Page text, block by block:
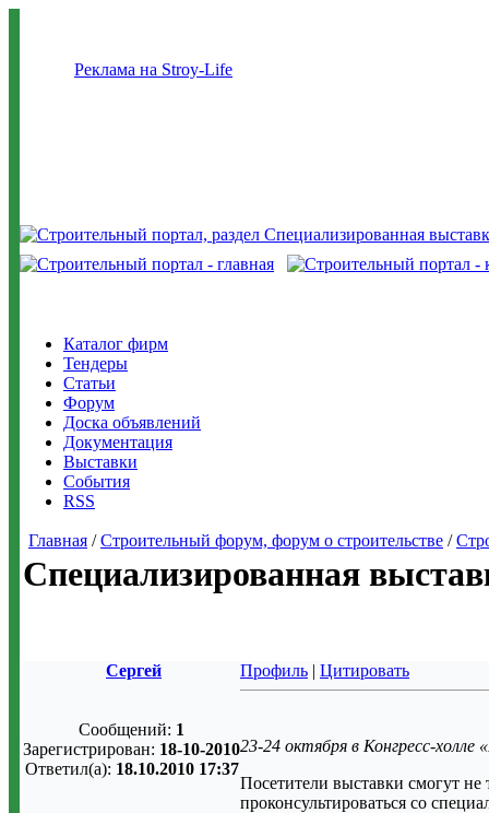
Реклама на Stroy-Life
Каталог фирм
Тендеры
Статьи
Форум
Доска объявлений
Документация
Выставки
События
RSS
Главная /Строительный форум, форум о строительстве /
Специализированная
Сергей
Сообщений: 1
Зарегистрирован: 18-10-2010
Ответил(а): 18.10.2010 17:37
Профиль | Цитировать
23-24 октября в Конгресс-холле
Посетители выставки смогут не
проконсультироваться со